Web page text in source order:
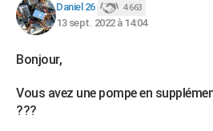
Daniel 26 4 663
13 sept. 2022 à 14:04
Bonjour,
Vous avez une pompe en
???